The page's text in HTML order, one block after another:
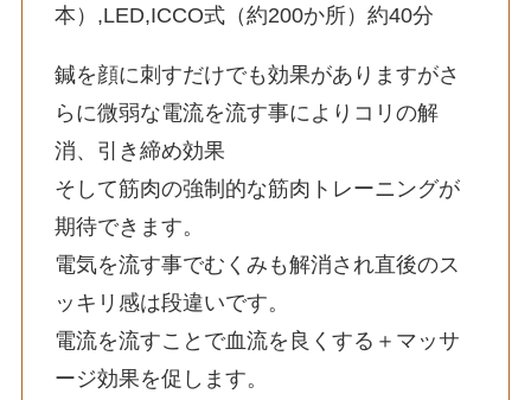
本）,LED,ICCO式（約200か所）約40分
鍼を顔に刺すだけでも効果がありますがさ
らに微弱な電流を流す事によりコリの解
消、引き締め効果
そして筋肉の強制的な筋肉トレーニングが
期待できます。
電気を流す事でむくみも解消され直後のス
ッキリ感は段違いです。
電流を流すことで血流を良くする＋マッサ
ージ効果を促します。